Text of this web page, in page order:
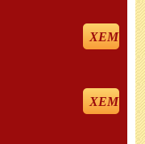
XEM
XEM